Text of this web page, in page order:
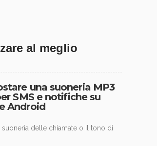
al meglio
una suoneria MP3
SMS e notifiche su
Android
suoneria delle chiamate o il tono di